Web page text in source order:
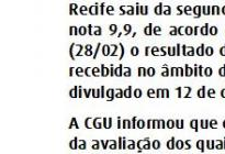
SAÚDE DO
PGDE 2022
PGDE 2023
PGDE 2024
GESTÃO DA INFORMAÇÃO